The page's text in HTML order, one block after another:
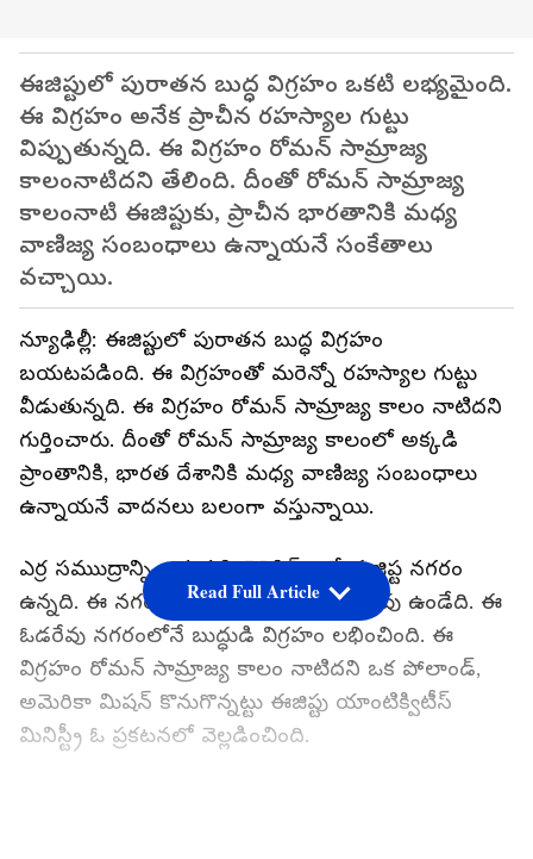
ఈజిప్టులో పురాతన బుద్ధ విగ్రహం ఒకటి లభ్యమైంది.
ఈ విగ్రహం అనేక ప్రాచీన రహస్యాల గుట్టు
విప్పుతున్నది. ఈ విగ్రహం రోమన్ సామ్రాజ్య
కాలంనాటిదని తేలింది. దీంతో రోమన్ సామ్రాజ్య
కాలంనాటి ఈజిప్టుకు, ప్రాచీన భారతానికి మధ్య
వాణిజ్య సంబంధాలు ఉన్నాయనే సంకేతాలు
వచ్చాయి.
న్యూఢిల్లీ: ఈజిప్టులో పురాతన బుద్ధ విగ్రహం
బయటపడింది. ఈ విగ్రహంతో మరెన్నో రహస్యాల గుట్టు
వీడుతున్నది. ఈ విగ్రహం రోమన్ సామ్రాజ్య కాలం నాటిదని
గుర్తించారు. దీంతో రోమన్ సామ్రాజ్య కాలంలో అక్కడి
ప్రాంతానికి, భారత దేశానికి మధ్య వాణిజ్య సంబంధాలు
ఉన్నాయనే వాదనలు బలంగా వస్తున్నాయి.
ఎర్ర సముుద్రాన్ని అనుకుని బెరెనిస్ అనే ఈజిప్ట నగరం
ఉన్నది. ఈ నగరంలో చరిత్రలో ప్రసిద్ధ ఓడరేవు ఉండేది. ఈ
ఓడరేవు నగరంలోనే బుద్ధుడి విగ్రహం లభించింది. ఈ
విగ్రహం రోమన్ సామ్రాజ్య కాలం నాటిదని ఒక పోలాండ్,
అమెరికా మిషన్ కొనుగొన్నట్టు ఈజిప్టు యాంటిక్విటీస్
మినిస్ట్రీ ఓ ప్రకటనలో వెల్లడించింది.
Read Full Article